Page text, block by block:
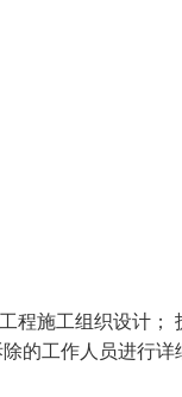
施工组织设计
的工作人员进行